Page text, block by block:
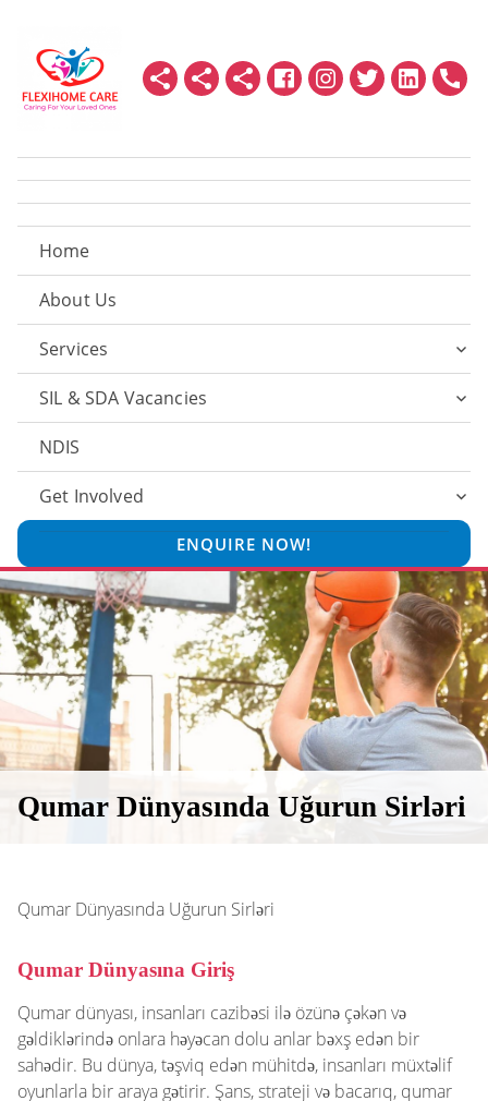
Home
About Us
Services
SIL & SDA Vacancies
NDIS
Get Involved
ENQUIRE NOW!
Qumar Dünyasında Uğurun Sirləri
Qumar Dünyasında Uğurun Sirləri
Qumar Dünyasına Giriş
Qumar dünyası, insanları cazibəsi ilə özünə çəkən və
gəldiklərində onlara həyəcan dolu anlar bəxş edən bir
sahədir. Bu dünya, təşviq edən mühitdə, insanları müxtəlif
oyunlarla bir araya gətirir. Şans, strateji və bacarıq, qumar